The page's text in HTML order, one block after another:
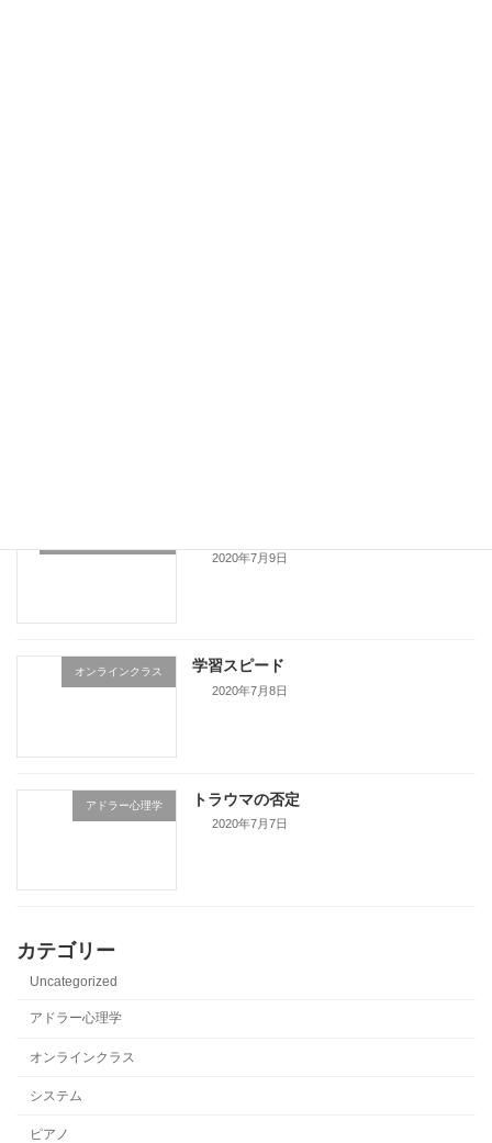
2020年7月9日
オンラインクラス 学習スピード
2020年7月8日
アドラー心理学 トラウマの否定
2020年7月7日
カテゴリー
Uncategorized
アドラー心理学
オンラインクラス
システム
ピアノ